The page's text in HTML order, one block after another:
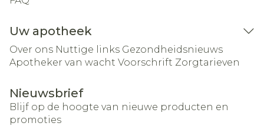
Uw apotheek
Over ons Nuttige links Gezondheidsnieuws
Apotheker van wacht Voorschrift Zorgtarieven
Nieuwsbrief
Blijf op de hoogte van nieuwe producten en
promoties